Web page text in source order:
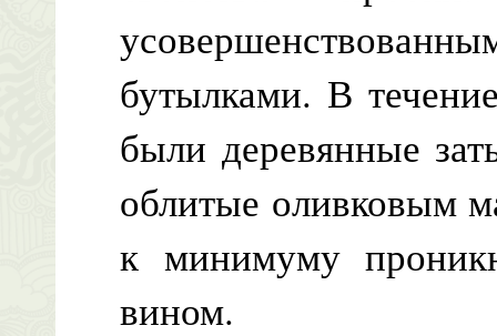
бутылками. В
были деревянные
облитые оливковым
к минимуму
вином.